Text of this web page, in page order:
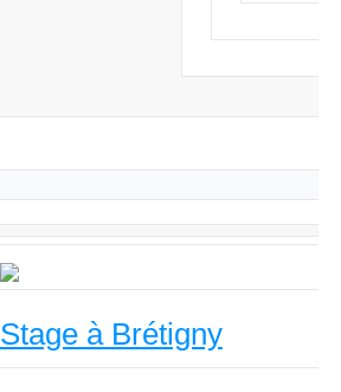
Stage à Brétigny